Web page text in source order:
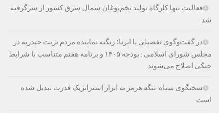
فعالیت تنها کارگاه تولید تخم‌نوغان شمال شرق کشور از سرگرفته
شد
در گفت‌وگوی تفصیلی با ایرنا؛ زنگنه نماینده مردم تربت حیدریه در
مجلس شورای اسلامی : بودجه ۱۴۰۵ و برنامه هفتم متناسب با شرایط
جنگی اصلاح می‌شوند
سخنگوی سپاه: تنگه هرمز به ابزار استراتژیک قدرت تبدیل شده
است